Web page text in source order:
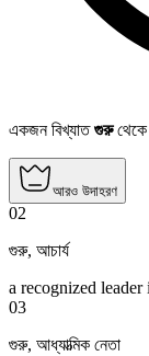
একজন বিখ্যাতগুরুথেকে
আরও উদাহরণ
02
গুরু, আচার্য
a recognized
03
গুরু, আধ্যাত্মিক নেতা